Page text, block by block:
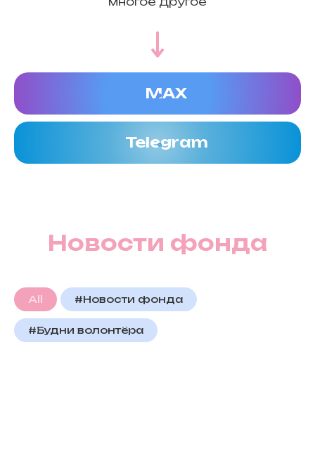
МАХ
Telegram
Новости фонда
All #Новости фонда
#Будни волонтёра